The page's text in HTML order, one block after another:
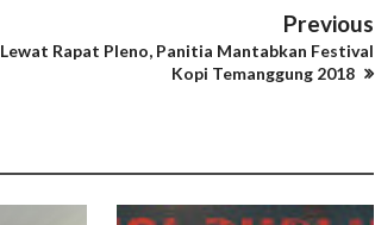
Previous
Lewat Rapat Pleno, Panitia Mantabkan Festival
Kopi Temanggung 2018